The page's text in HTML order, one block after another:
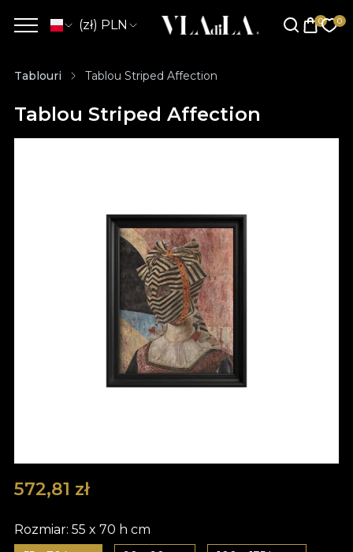
(zł) PLN
Tablouri Tablou Striped Affection
Tablou Striped Affection
572,81 zł
Rozmiar: 55 x 70 h cm